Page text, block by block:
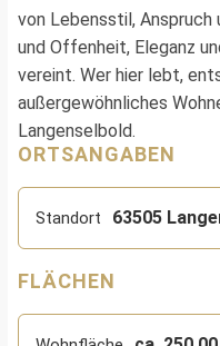
von Lebensstil, Anspruch
und Offenheit, Eleganz
vereint. Wer hier lebt,
außergewöhnliches
Langenselbold.
ORTSANGABEN
Standort 63505
FLÄCHEN